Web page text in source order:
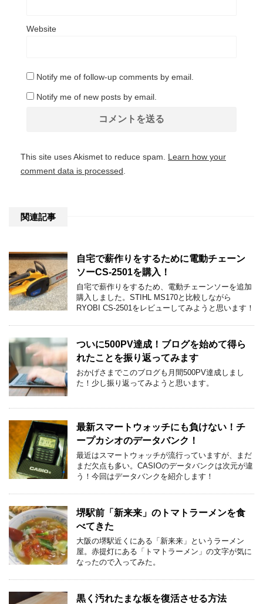
Website
Notify me of follow-up comments by email.
Notify me of new posts by email.
This site uses Akismet to reduce spam. Learn how your
comment data is processed
関連記事
自宅で薪作りをするために電動チェーン
ソーCS-2501を購入！
自宅で薪作りをするため、電動チェーンソーを追加
購入しました。STIHL MS170と比較しながら
RYOBI CS-2501をレビューしてみようと思います！
ついに500PV達成！ブログを始めて得ら
れたことを振り返ってみます
おかげさまでこのブログも月間500PV達成しまし
た！少し振り返ってみようと思います。
最新スマートウォッチにも負けない！チ
ープカシオのデータバンク！
最近はスマートウォッチが流行っていますが、まだ
まだ欠点も多い。CASIOのデータバンクは次元が違
う！今回はデータバンクを紹介します！
堺駅前「新来来」のトマトラーメンを食
べてきた
大阪の堺駅近くにある「新来来」というラーメン
屋。赤提灯にある「トマトラーメン」の文字が気に
なったので入ってみた。
黒く汚れたまな板を復活させる方法